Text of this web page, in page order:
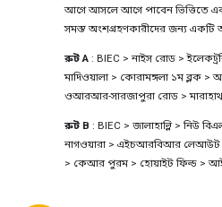
আগে আসলে আগে পাবেন ভিত্তিতে
সমস্ত অংশগ্রহণকারীদের জন্য একটি
রুট A : BIEC > নাইস রোড >
মাদিওয়ালা > কোরামঙ্গলা ১ম ব্লক
ওআরআর-সারজাপুরা রোড >
রুট B : BIEC > জালাহাল্লি > নিউ
নাগওয়ারা > এইচআরবিআর লেআউট >
> কেআর পুরম > হোয়াইট ফিল্ড >